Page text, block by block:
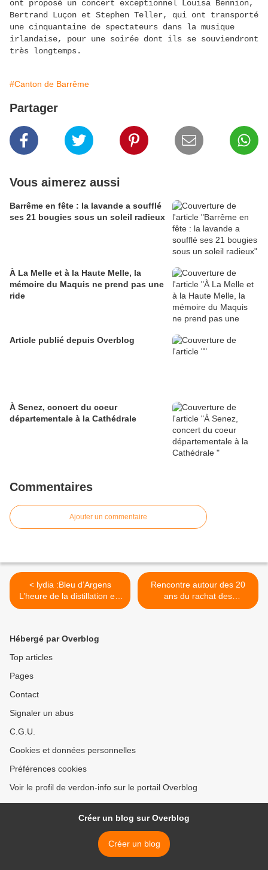
ont proposé un concert exceptionnel Louisa Bennion,
Bertrand Luçon et Stephen Teller, qui ont transporté
une cinquantaine de spectateurs dans la musique
irlandaise, pour une soirée dont ils se souviendront
très longtemps.
#Canton de Barrême
Partager
Vous aimerez aussi
Barrême en fête : la lavande a soufflé
ses 21 bougies sous un soleil radieux
À La Melle et à la Haute Melle, la
mémoire du Maquis ne prend pas une
ride
Article publié depuis Overblog
À Senez, concert du coeur
départementale à la Cathédrale
Commentaires
Ajouter un commentaire
< lydia :Bleu d’Argens
L’heure de la distillation est
arrivée !
Rencontre autour des 20
ans du rachat des
entreprises, Ceze et Ciot
Hébergé par Overblog
Top articles
Pages
Contact
Signaler un abus
C.G.U.
Cookies et données personnelles
Préférences cookies
Voir le profil de verdon-info sur le portail Overblog
Créer un blog sur Overblog
Créer un blog